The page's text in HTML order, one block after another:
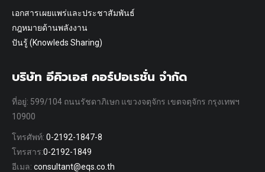
เอกสารเผยแพร่และประชาสัมพันธ์
กฎหมายด้านพลังงาน
ปันรู้ (Knowleds Sharing)
บริษัท อีคิวเอส คอร์ปอเรชั่น จำกัด
ที่อยู่: 599/104 ถนนรัชดาภิเษก แขวงจตุจักร เขตจตุจักร กรุงเทพฯ
10900
โทรศัพท์: 0-2192-1847-8
โทรสาร:0-2192-1849
อีเมล: consultant@eqs.co.th